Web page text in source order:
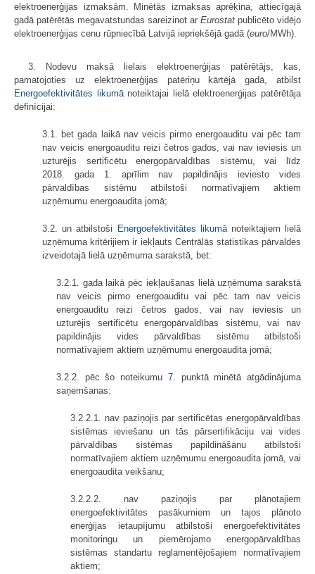
elektroenerģijas izmaksām. Minētās izmaksas aprēķina, attiecīgajā
gadā patērētās megavatstundas sareizinot ar Eurostat publicēto vidējo
elektroenerģijas cenu rūpniecībā Latvijā iepriekšējā gadā (euro/MWh).
3. Nodevu maksā lielais elektroenerģijas patērētājs, kas,
pamatojoties uz elektroenerģijas patēriņu kārtējā gadā, atbilst
Energoefektivitātes likumānoteiktajai lielā elektroenerģijas patērētāja
definīcijai:
3.1. bet gada laikā nav veicis pirmo energoauditu vai pēc tam
nav veicis energoauditu reizi četros gados, vai nav ieviesis un
uzturējis sertificētu energopārvaldības sistēmu, vai līdz
2018. gada 1. aprīlim nav papildinājis ieviesto vides
pārvaldības sistēmu atbilstoši normatīvajiem aktiem
uzņēmumu energoaudita jomā;
3.2. un atbilstoši Energoefektivitātes likumānoteiktajiem lielā
uzņēmuma kritērijiem ir iekļauts Centrālās statistikas pārvaldes
izveidotajā lielā uzņēmuma sarakstā, bet:
3.2.1. gada laikā pēc iekļaušanas lielā uzņēmuma sarakstā
nav veicis pirmo energoauditu vai pēc tam nav veicis
energoauditu reizi četros gados, vai nav ieviesis un
uzturējis sertificētu energopārvaldības sistēmu, vai nav
papildinājis vides pārvaldības sistēmu atbilstoši
normatīvajiem aktiem uzņēmumu energoaudita jomā;
3.2.2. pēc šo noteikumu 7.
punktā minētā atgādinājuma
saņemšanas:
3.2.2.1. nav paziņojis par sertificētas energopārvaldības
sistēmas ieviešanu un tās pārsertifikāciju vai vides
pārvaldības sistēmas papildināšanu atbilstoši
normatīvajiem aktiem uzņēmumu energoaudita jomā, vai
energoaudita veikšanu;
3.2.2.2. nav paziņojis par plānotajiem
energoefektivitātes pasākumiem un tajos plānoto
enerģijas ietaupījumu atbilstoši energoefektivitātes
monitoringu un piemērojamo energopārvaldības
sistēmas standartu reglamentējošajiem normatīvajiem
aktiem;